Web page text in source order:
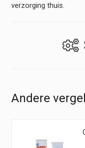
verzorging thuis.
Andere